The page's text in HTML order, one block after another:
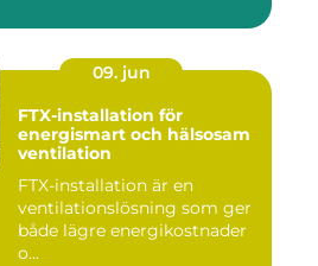
09. jun
FTX-installation för
energismart och hälsosam
ventilation
FTX-installation är en
ventilationslösning som ger
både lägre energikostnader
o...